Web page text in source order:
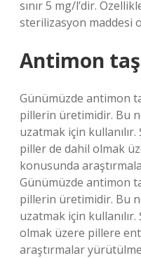
sınır 5 mg/l’dir.
sterilizasyon maddesi
Antimon
Günümüzde antimon
pillerin üretimidir. Bu
uzatmak için kullanılır.
piller de dahil olmak
konusunda
Günümüzde antimon
pillerin üretimidir. Bu
uzatmak için
olmak üzere pillere
araştırmalar